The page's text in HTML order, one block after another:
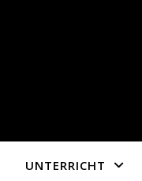
UNTERRICHT